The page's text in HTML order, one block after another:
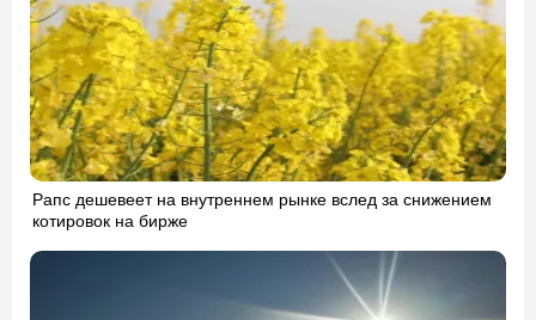
Рапс дешевеет на внутреннем рынке вслед за снижением
котировок на бирже